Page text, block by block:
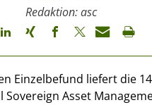
Redaktion: asc
Einzelbefund liefert die
Sovereign Asset